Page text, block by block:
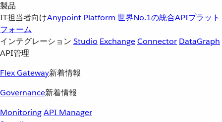
製品
IT担当者向けAnypoint Platform 世界No.1の統合APIプラット
フォーム
インテグレーション Studio ExchangeConnector DataGraph
API管理
Flex Gateway新着情報
Governance新着情報
MonitoringAPI Manager